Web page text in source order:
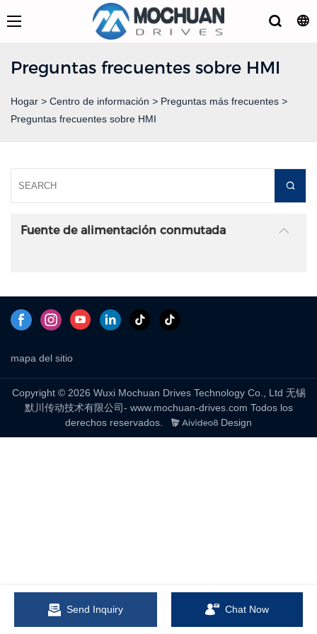
Preguntas frecuentes sobre HMI
Hogar > Centro de información > Preguntas más frecuentes >
Preguntas frecuentes sobre HMI
Fuente de alimentación conmutada
mapa del sitio
Copyright © 2026 Wuxi Mochuan Drives Technology Co., Ltd 无锡
默川传动技术有限公司- www.mochuan-drives.com Todos los
derechos reservados.
Design
Send Inquiry Chat Now